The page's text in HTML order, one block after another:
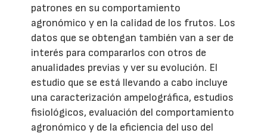
patrones en su comportamiento
agronómico y en la calidad de los frutos. Los
datos que se obtengan también van a ser de
interés para compararlos con otros de
anualidades previas y ver su evolución. El
estudio que se está llevando a cabo incluye
una caracterización ampelográfica, estudios
fisiológicos, evaluación del comportamiento
agronómico y de la eficiencia del uso del